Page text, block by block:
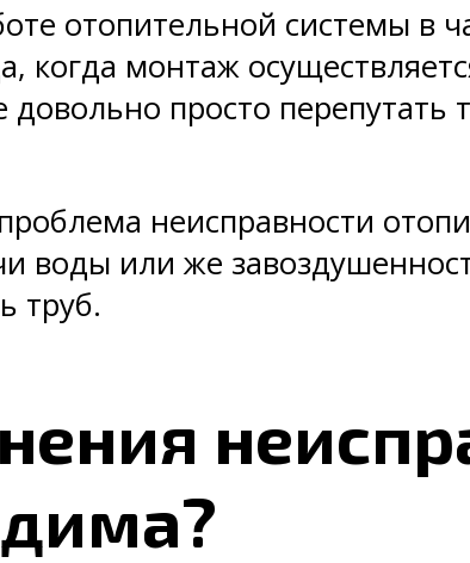
отопительной системы в
когда монтаж
просто
неисправности
воды или же
труб.